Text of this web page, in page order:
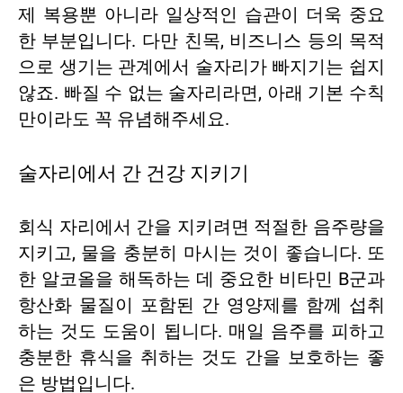
제 복용뿐 아니라 일상적인 습관이 더욱 중요
한 부분입니다. 다만 친목, 비즈니스 등의 목적
으로 생기는 관계에서 술자리가 빠지기는 쉽지
않죠. 빠질 수 없는 술자리라면, 아래 기본 수칙
만이라도 꼭 유념해주세요.
술자리에서 간 건강 지키기
회식 자리에서 간을 지키려면 적절한 음주량을
지키고, 물을 충분히 마시는 것이 좋습니다. 또
한 알코올을 해독하는 데 중요한 비타민 B군과
항산화 물질이 포함된 간 영양제를 함께 섭취
하는 것도 도움이 됩니다. 매일 음주를 피하고
충분한 휴식을 취하는 것도 간을 보호하는 좋
은 방법입니다.